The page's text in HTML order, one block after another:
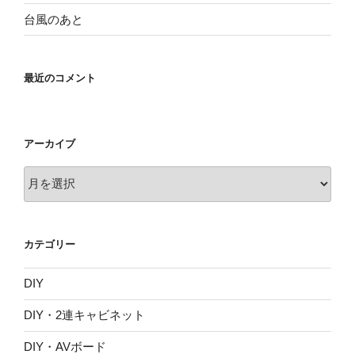
台風のあと
最近のコメント
アーカイブ
ー
ブ
カテゴリー
DIY
DIY・2連キャビネット
DIY・AVボード